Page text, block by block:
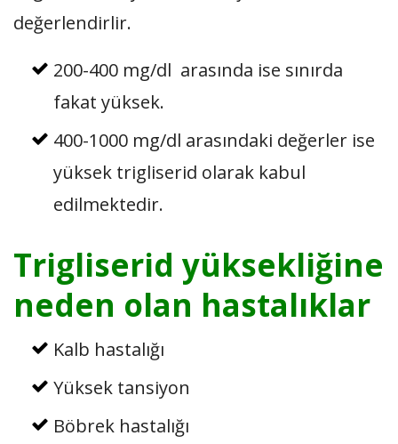
değerlendirlir.
200-400 mg/dl arasında ise sınırda
fakat yüksek.
400-1000 mg/dl arasındaki değerler ise
yüksek trigliserid olarak kabul
edilmektedir.
Trigliserid yüksekliğine
neden olan hastalıklar
Kalb hastalığı
Yüksek tansiyon
Böbrek hastalığı